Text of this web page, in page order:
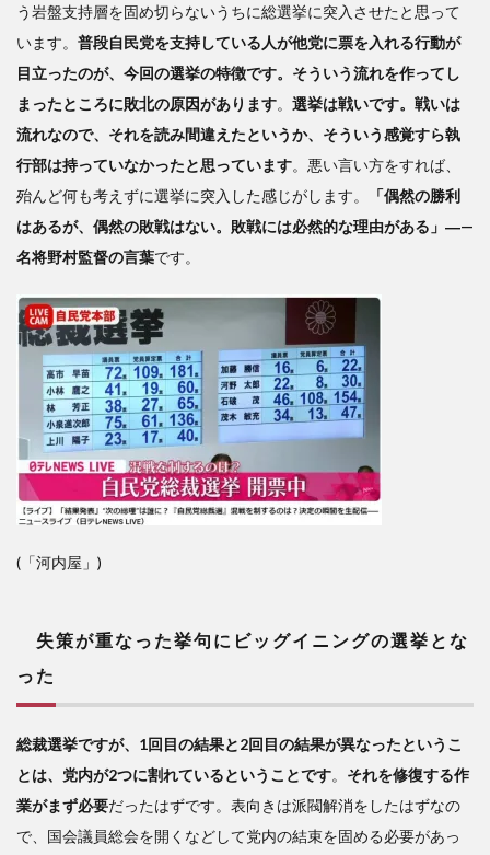
う岩盤支持層を固め切らないうちに総選挙に突入させたと思って
います。 普段自民党を支持している人が他党に票を入れる行動が
目立ったのが、今回の選挙の特徴です。そういう流れを作ってし
まったところに敗北の原因があります。 選挙は戦いです。戦いは
流れなので、それを読み間違えたというか、そういう感覚すら執
行部は持っていなかったと思っています。悪い言い方をすれば、
殆んど何も考えずに選挙に突入した感じがします。
「偶然の勝利
はあるが、偶然の敗戦はない。敗戦には必然的な理由がある」―—
名将野村監督の言葉です。
(「河内屋」)
失策が重なった挙句にビッグイニングの選挙とな
った
総裁選挙ですが、1回目の結果と2回目の結果が異なったというこ
とは、党内が2つに割れているということです。 それを修復する作
業がまず必要だったはずです。表向きは派閥解消をしたはずなの
で、国会議員総会を開くなどして党内の結束を固める必要があっ